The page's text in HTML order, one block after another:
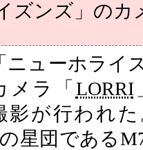
ズンズ」の
ニューホライ
メラ「 LORRI
影が行われ
星団である